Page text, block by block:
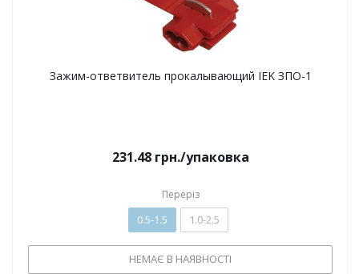
Зажим-ответвитель прокалывающий IEK ЗПО-1
231.48грн./упаковка
Переріз
0.5-1.5 1.0-2.5
НЕМАЄ В НАЯВНОСТІ